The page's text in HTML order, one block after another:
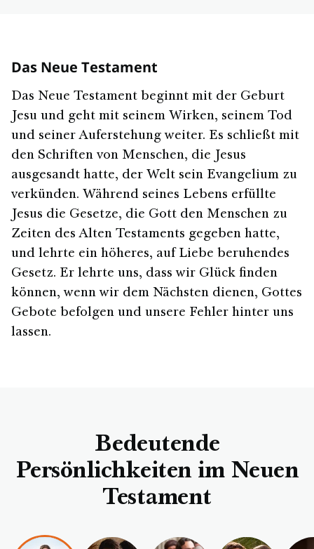
Das Neue Testament
Das Neue Testament beginnt mit der Geburt
Jesu und geht mit seinem Wirken, seinem Tod
und seiner Auferstehung weiter. Es schließt mit
den Schriften von Menschen, die Jesus
ausgesandt hatte, der Welt sein Evangelium zu
verkünden. Während seines Lebens erfüllte
Jesus die Gesetze, die Gott den Menschen zu
Zeiten des Alten Testaments gegeben hatte,
und lehrte ein höheres, auf Liebe beruhendes
Gesetz. Er lehrte uns, dass wir Glück finden
können, wenn wir dem Nächsten dienen, Gottes
Gebote befolgen und unsere Fehler hinter uns
lassen.
Bedeutende
Persönlichkeiten im Neuen
Testament